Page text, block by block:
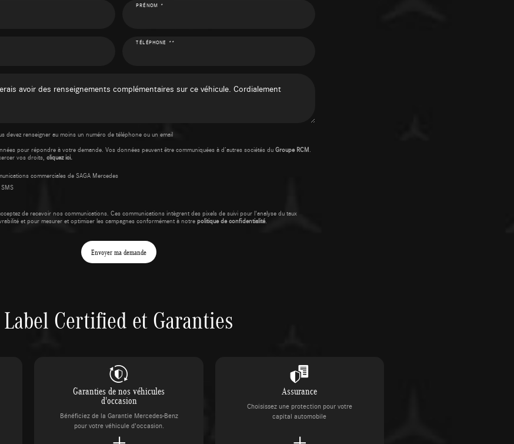
PRÉNOM *
TÉLÉPHONE **
devez renseigner au moins un numéro de téléphone ou un email
pour répondre à votre demande. Vos données peuvent être communiquées à d’autres sociétés du Groupe RCM
vos droits, cliquez ici.
commerciales de SAGA Mercedes
de recevoir nos communications. Ces communications intègrent des pixels de suivi pour l'analyse du taux
et pour mesurer et optimiser les campagnes conformément à notre politique de confidentialité.
Envoyer ma demande
Label Certified et Garanties
Garanties de nos véhicules
d'occasion
Bénéficiez de la Garantie Mercedes-Benz
pour votre véhicule d’occasion.
Assurance
Choisissez une protection pour votre
capital automobile